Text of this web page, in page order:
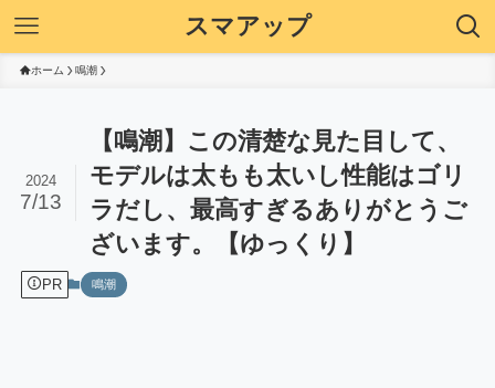
スマアップ
ホーム 鳴潮
【鳴潮】この清楚な見た目して、
モデルは太もも太いし性能はゴリ
ラだし、最高すぎるありがとうご
ざいます。【ゆっくり】
2024
7/13
PR 鳴潮